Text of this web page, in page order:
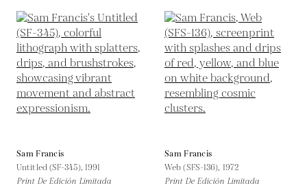
Sam Francis
Untitled (SF-345), 1991
Print De Edición Limitada
Sam Francis
Web (SFS-136), 1972
Print De Edición Limitada